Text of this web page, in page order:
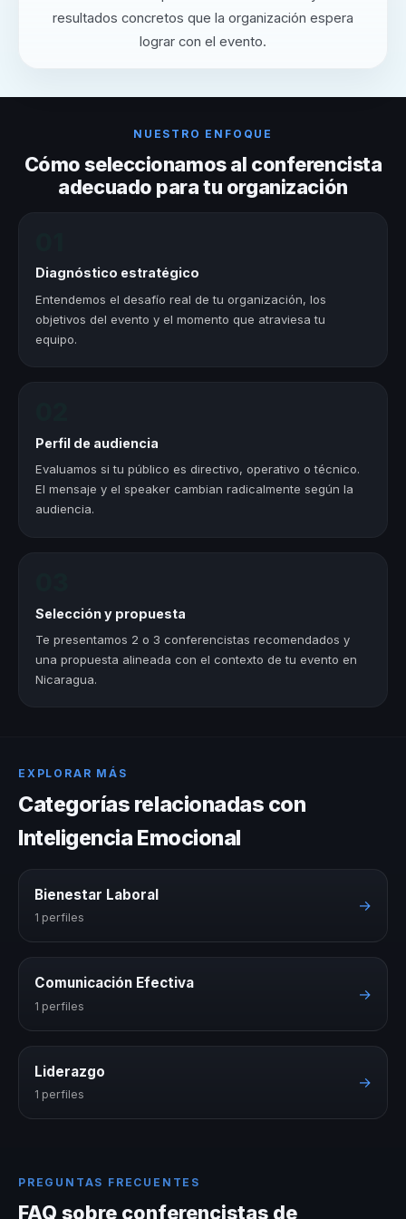
resultados concretos que la organización espera
lograr con el evento.
NUESTRO ENFOQUE
Cómo seleccionamos al conferencista
adecuado para tu organización
Diagnóstico estratégico
Entendemos el desafío real de tu organización, los
objetivos del evento y el momento que atraviesa tu
equipo.
Perfil de audiencia
Evaluamos si tu público es directivo, operativo o técnico.
El mensaje y el speaker cambian radicalmente según la
audiencia.
Selección y propuesta
Te presentamos 2 o 3 conferencistas recomendados y
una propuesta alineada con el contexto de tu evento en
Nicaragua.
EXPLORAR MÁS
Categorías relacionadas con
Inteligencia Emocional
Bienestar Laboral
1 perfiles
→
Comunicación Efectiva
1 perfiles
→
Liderazgo
1 perfiles
→
PREGUNTAS FRECUENTES
FAQ sobre conferencistas de